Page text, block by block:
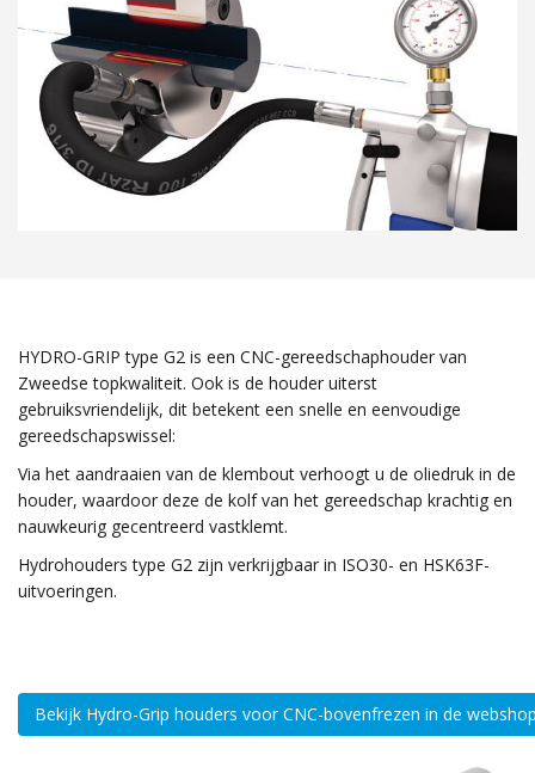
HYDRO-GRIP type G2 is een CNC-gereedschaphouder van
Zweedse topkwaliteit. Ook is de houder uiterst
gebruiksvriendelijk, dit betekent een snelle en eenvoudige
gereedschapswissel:
Via het aandraaien van de klembout verhoogt u de oliedruk in de
houder, waardoor deze de kolf van het gereedschap krachtig en
nauwkeurig gecentreerd vastklemt.
Hydrohouders type G2 zijn verkrijgbaar in ISO30- en HSK63F-
uitvoeringen.
Bekijk Hydro-Grip houders voor CNC-bovenfrezen in de